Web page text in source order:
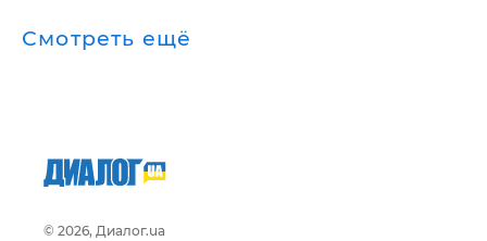
Смотреть ещё
© 2026, Диалог.ua